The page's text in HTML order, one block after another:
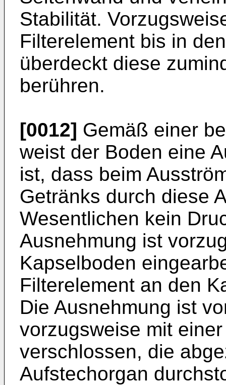
Stabilität.
Filterelement bis in
überdeckt diese
berühren.
[0012] Gemäß einer
weist der Boden eine
ist, dass beim
Getränks durch diese
Wesentlichen kein
Ausnehmung ist
Kapselboden
Filterelement an den
Die Ausnehmung ist
vorzugsweise mit
verschlossen, die
Aufstechorgan